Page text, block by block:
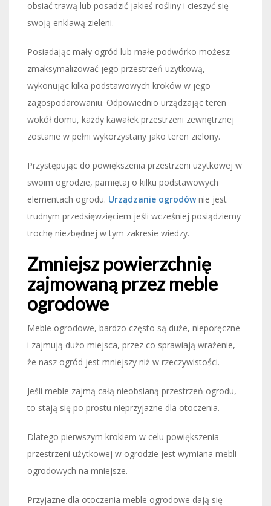
obsiać trawą lub posadzić jakieś rośliny i cieszyć się
swoją enklawą zieleni.
Posiadając mały ogród lub małe podwórko możesz
zmaksymalizować jego przestrzeń użytkową,
wykonując kilka podstawowych kroków w jego
zagospodarowaniu. Odpowiednio urządzając teren
wokół domu, każdy kawałek przestrzeni zewnętrznej
zostanie w pełni wykorzystany jako teren zielony.
Przystępując do powiększenia przestrzeni użytkowej w
swoim ogrodzie, pamiętaj o kilku podstawowych
elementach ogrodu. Urządzanie ogrodównie jest
trudnym przedsięwzięciem jeśli wcześniej posiądziemy
trochę niezbędnej w tym zakresie wiedzy.
Zmniejsz powierzchnię
zajmowaną przez meble
ogrodowe
Meble ogrodowe, bardzo często są duże, nieporęczne
i zajmują dużo miejsca, przez co sprawiają wrażenie,
że nasz ogród jest mniejszy niż w rzeczywistości.
Jeśli meble zajmą całą nieobsianą przestrzeń ogrodu,
to stają się po prostu nieprzyjazne dla otoczenia.
Dlatego pierwszym krokiem w celu powiększenia
przestrzeni użytkowej w ogrodzie jest wymiana mebli
ogrodowych na mniejsze.
Przyjazne dla otoczenia meble ogrodowe dają się